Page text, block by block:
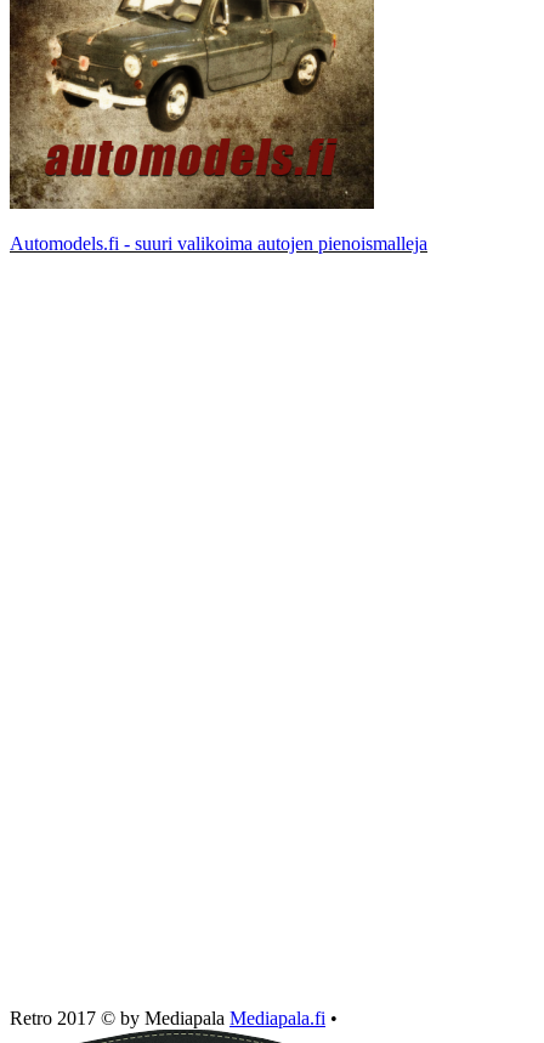
Automodels.fi - suuri valikoima autojen pienoismalleja
Retro 2017 © by Mediapala Mediapala.fi •